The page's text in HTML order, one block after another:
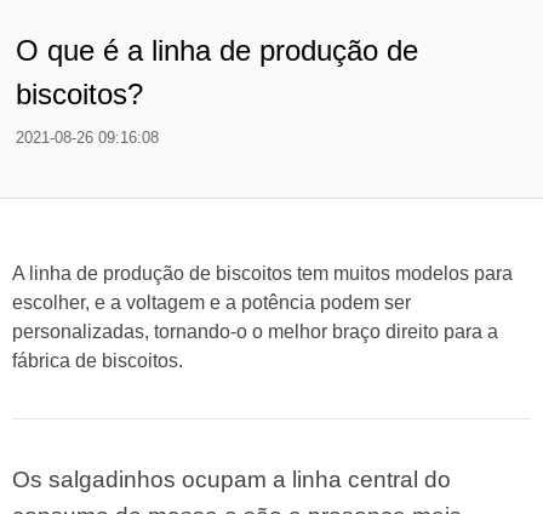
O que é a linha de produção de
biscoitos?
2021-08-26 09:16:08
A linha de produção de biscoitos tem muitos modelos para
escolher, e a voltagem e a potência podem ser
personalizadas, tornando-o o melhor braço direito para a
fábrica de biscoitos.
Os salgadinhos ocupam a linha central do